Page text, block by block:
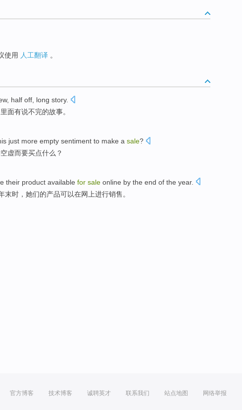
使用 人工翻译 。
, half off, long story.
里面有说不完的故事。
just more empty sentiment to make a sale?
空虚而要买点什么？
their product available for sale online by the end of the year.
末时， 她们的产品可以在网上进行销售。
官方博客 技术博客 诚聘英才 联系我们 站点地图 网络举报